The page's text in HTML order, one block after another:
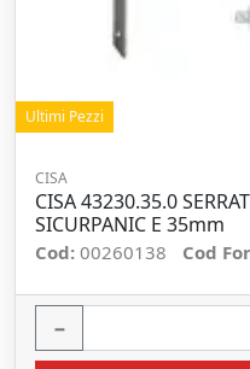
Ultimi Pezzi
CISA
CISA 43230.35.0
SICURPANIC E 35mm
Cod: 00260138 Cod
−